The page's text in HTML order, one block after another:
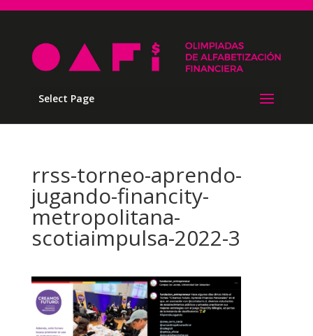
Select Page
rrss-torneo-aprendo-
jugando-financity-
metropolitana-
scotiaimpulsa-2022-3